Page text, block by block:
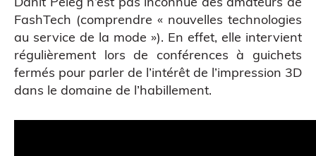
FashTech (comprendre « nouvelles technologies
au service de la mode »). En effet, elle intervient
régulièrement lors de conférences à guichets
fermés pour parler de l’intérêt de l’impression 3D
dans le domaine de l’habillement.